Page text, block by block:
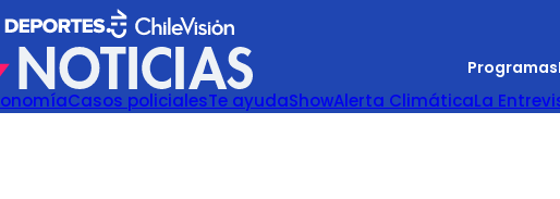
Programas
Casos policialesTe ayudaShowAlerta ClimáticaLa